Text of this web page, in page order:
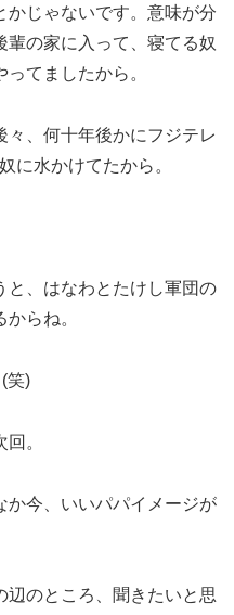
かじゃないです。意味が分
の家に入って、寝てる奴
てましたから。
々、何十年後かにフジテレ
に水かけてたから。
と、はなわとたけし軍団の
らね。
笑)
。
か今、いいパパイメージが
辺のところ、聞きたいと思